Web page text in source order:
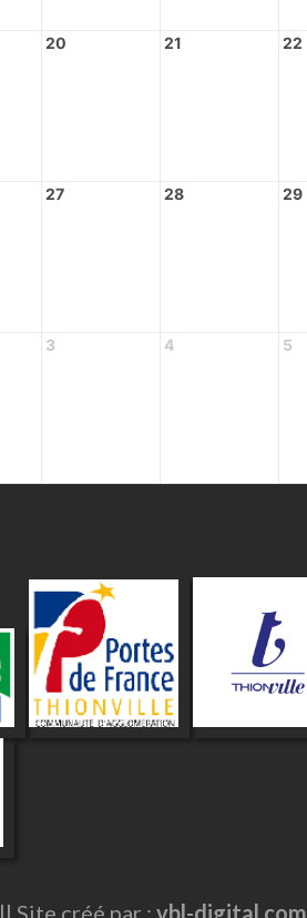
20 21 22
27 28 29
3 4 5
|| Site créé par : vbl-digital.com